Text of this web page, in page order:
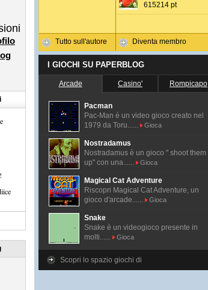
Tutto sull'autore
615214 pt
Diventa membro
I GIOCHI SU PAPERBLOG
Arcade Casino' Rompicapo
Pacman
Pac-Man é un video gioco creato nel
1979 da Toru......
Gioca
Nostradamus
Nostradamus è un gioco " shoot them
up" con una......
Gioca
Magical Cat Adventure
Riscopri Magical Cat Adventure, un
gioco d'arcade......
Gioca
Snake
Snake è un videogioco presente in
molti......
Gioca
Scopri lo spazio giochi di